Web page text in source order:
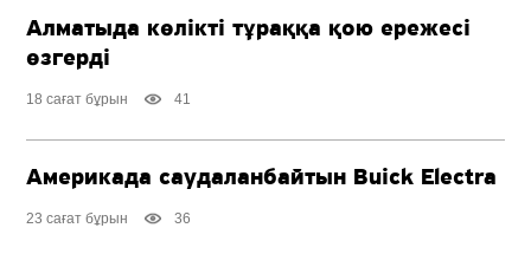
Алматыда көлікті тұраққа қою ережесі
өзгерді
18 сағат бұрын 41
Америкада саудаланбайтын Buick Electra
23 сағат бұрын 36